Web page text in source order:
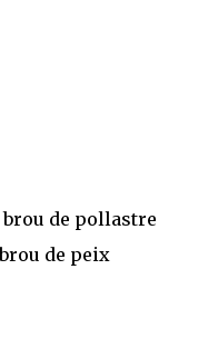
brou de pollastre
de peix